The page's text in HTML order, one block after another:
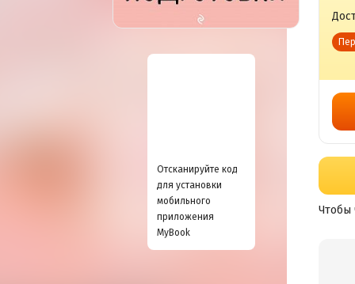
Отсканируйте код
для установки
мобильного
приложения
MyBook
Чтобы